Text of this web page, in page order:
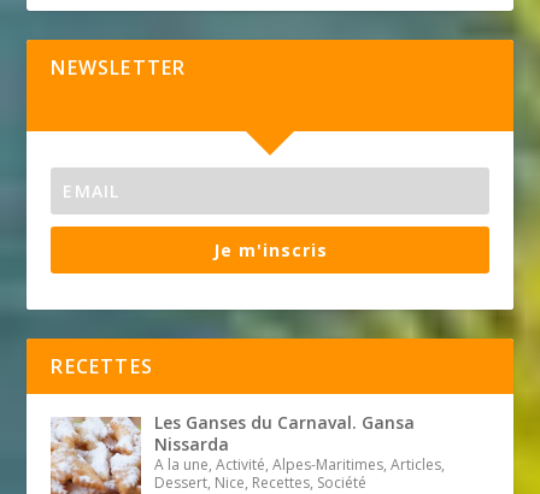
NEWSLETTER
Je m'inscris
RECETTES
Les Ganses du Carnaval. Gansa
Nissarda
A la une, Activité, Alpes-Maritimes, Articles,
Dessert, Nice, Recettes, Société